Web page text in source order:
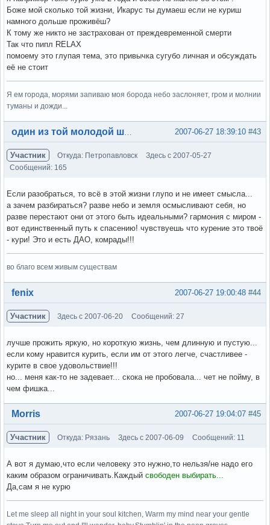
Боже мой сколько той жизни, Икарус ты думаеш если не куриш
намного дольше проживёш?
К тому же никто не застрахован от преждевременной смерти
Так что пипл RELAX
помоему это глупая тема, это привычка сугубо личная и обсуждать
её не стоит
Я ем города, морями запиваю моя борода небо заслоняет, гром и молнии
туманы и дожди...
Вне форума #43
2007-06-27 18:39:10
Участник Откуда: Петропавловск
Здесь с 2007-05-27
Сообщений: 165
Если разобраться, то всё в этой жизни глупо и не имеет смысла...
а зачем разбираться? разве небо и земля осмысливают себя, но
разве перестают они от этого быть идеальными? гармония с миром -
вот единственный путь к спасению! чувствуешь что курение это твоё
- кури! Это и есть ДАО, комрады!!!
во благо всем живым существам
Вне форума #44
2007-06-27 19:00:48
fenix
Участник Здесь с 2007-06-20 Сообщений: 27
лучше прожить яркую, но короткую жизнь, чем длинную и пустую...
если кому нравится курить, если им от этого легче, счастливее -
курите в свое удовольствие!!!
но... меня как-то не задевает... скока не пробовала... чет не пойму, в
чем фишка...
Вне форума #45
2007-06-27 19:04:07
Morris
Участник Откуда: Рязань Здесь с 2007-06-09 Сообщений: 11
А вот я думаю,что если человеку это нужно,то нельзя/не надо его
каким образом ограничивать.Каждый свободен выбирать...
Да,сам я не курю
Let me sleep all night in your soul kitchen, Warm my mind near your gentle